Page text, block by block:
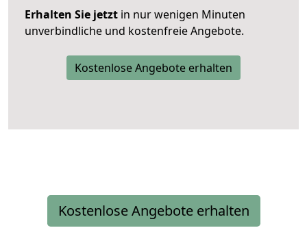
Erhalten Sie jetzt in nur wenigen Minuten
unverbindliche und kostenfreie Angebote.
Kostenlose Angebote erhalten
Kostenlose Angebote erhalten